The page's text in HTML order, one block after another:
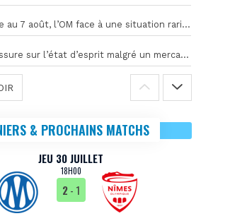
Zéro recrue au 7 août, l’OM face à une situation rarissime en Europe
Genesio rassure sur l’état d’esprit malgré un mercato inquiétant
& PROCHAINS MATCHS
JEU 30 JUILLET
18H00
2- 1